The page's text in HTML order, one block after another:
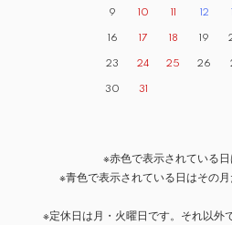
9 10 11 12
16 17 18 19
23 24 25 26
30 31
※赤色で表示されている日
※青色で表示されている日はその月
※定休日は月・火曜日です。それ以外